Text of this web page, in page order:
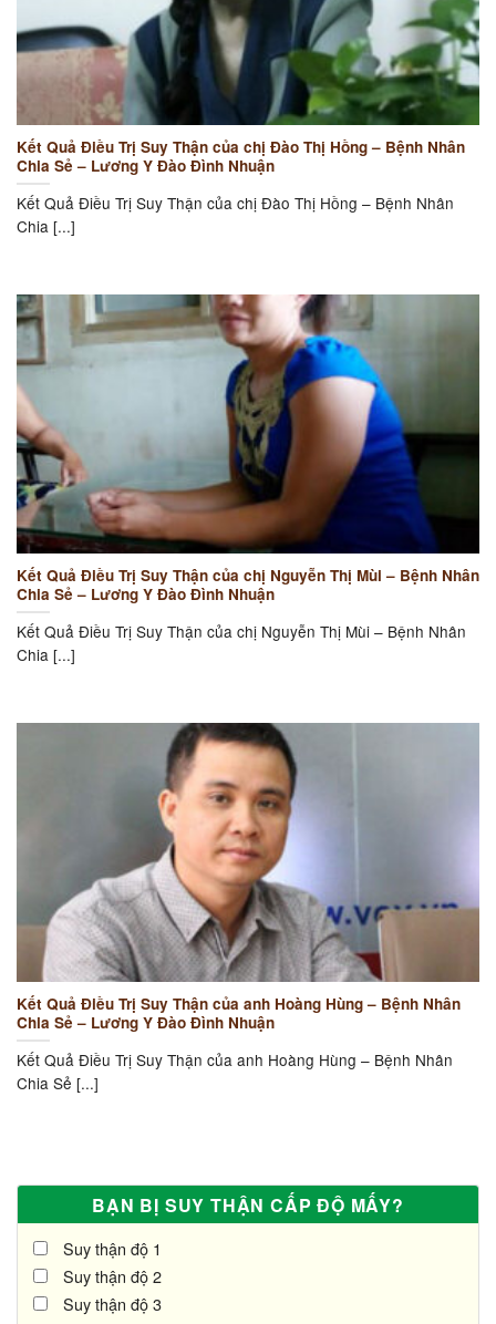
Kết Quả Điều Trị Suy Thận của chị Đào Thị Hồng – Bệnh Nhân
Chia Sẻ – Lương Y Đào Đình Nhuận
Kết Quả Điều Trị Suy Thận của chị Đào Thị Hồng – Bệnh Nhân
Chia [...]
Kết Quả Điều Trị Suy Thận của chị Nguyễn Thị Mùi – Bệnh Nhân
Chia Sẻ – Lương Y Đào Đình Nhuận
Kết Quả Điều Trị Suy Thận của chị Nguyễn Thị Mùi – Bệnh Nhân
Chia [...]
Kết Quả Điều Trị Suy Thận của anh Hoàng Hùng – Bệnh Nhân
Chia Sẻ – Lương Y Đào Đình Nhuận
Kết Quả Điều Trị Suy Thận của anh Hoàng Hùng – Bệnh Nhân
Chia Sẻ [...]
BẠN BỊ SUY THẬN CẤP ĐỘ MẤY?
Suy thận độ 1
Suy thận độ 2
Suy thận độ 3